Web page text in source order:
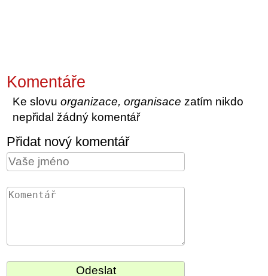
Komentáře
Ke slovuorganizace, organisace zatím nikdo
nepřidal žádný komentář
Přidat nový komentář